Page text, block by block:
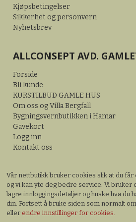
Kjøpsbetingelser
Sikkerhet og personvern
Nyhetsbrev
ALLCONSEPT AVD.
Forside
Bli kunde
KURSTILBUD GAMLE HUS
Om oss og Villa Bergfall
Bygningsvernbutikken i Hamar
Gavekort
Logg inn
Kontakt oss
Vår nettbutikk bruker cookies slik at du
og vi kan yte deg bedre service. Vi bruker
lagre innloggingsdetaljer og huske hva du
din. Fortsett å bruke siden som normalt
eller endre innstillinger for cookies.